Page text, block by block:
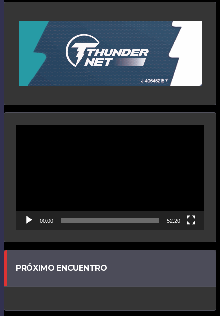
00:00 52:20
PRÓXIMO ENCUENTRO